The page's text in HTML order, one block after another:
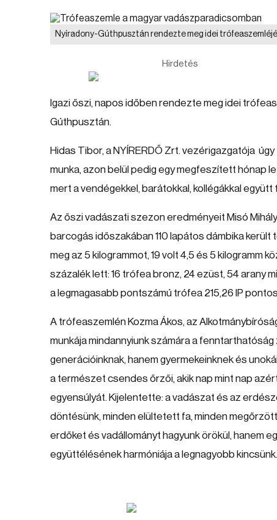
Nyíradony-Gúthpusztán rendezte meg idei
Hirdetés
Igazi őszi, napos időben rendezte meg idei
Gúthpusztán.
Hidas Tibor, a NYÍRERDŐ Zrt. vezérigazgatója
munka, azon belül pedig egy megfeszített hónap
mert a vendégekkel, barátokkal, kollégákkal
Az őszi vadászati szezon eredményeit Misó
barcogás időszakában 110 lapátos dámbika
meg az 5 kilogrammot, 19 volt 4,5 és 5 kilogramm
százalék lett: 16 trófea bronz, 24 ezüst, 54 arany
a legmagasabb pontszámú trófea 215,26 IP
A trófeaszemlén Kozma Ákos, az
munkája mindannyiunk számára a
generációinknak, hanem gyermekeinknek és
a természet csendes őrzői, akik nap mint nap
egyensúlyát. Kijelentette: a vadászat és az
döntésünk, minden elültetett fa, minden
erdőket és vadállományt hagyunk örökül, hanem
együttélésének harmóniája a legnagyobb kincsünk.